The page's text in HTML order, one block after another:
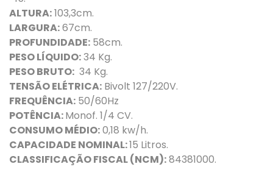
ALTURA:103,3cm.
LARGURA:67cm.
PROFUNDIDADE: 58cm.
PESO LÍQUIDO:34 Kg.
PESO BRUTO: 34 Kg.
TENSÃO ELÉTRICA: Bivolt 127/220V.
FREQUÊNCIA: 50/60Hz
POTÊNCIA:Monof. 1/4 CV.
CONSUMO MÉDIO:0,18 kw/h.
CAPACIDADE NOMINAL:15 Litros.
CLASSIFICAÇÃO FISCAL (NCM):84381000.